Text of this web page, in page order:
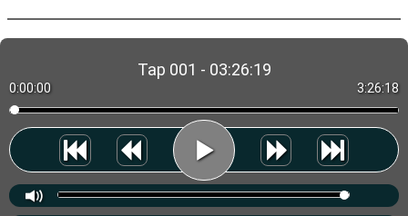
Tap 001 - 03:26:19
0:00:00 3:26:18